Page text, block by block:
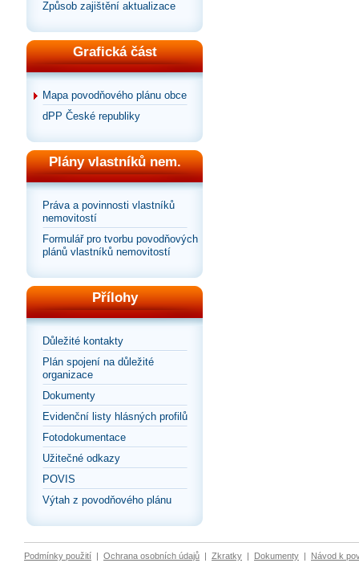
Způsob zajištění aktualizace
Grafická část
Mapa povodňového plánu obce
dPP České republiky
Plány vlastníků nem.
Práva a povinnosti vlastníků
nemovitostí
Formulář pro tvorbu povodňových
plánů vlastníků nemovitostí
Přílohy
Důležité kontakty
Plán spojení na důležité
organizace
Dokumenty
Evidenční listy hlásných profilů
Fotodokumentace
Užitečné odkazy
POVIS
Výtah z povodňového plánu
Podmínky použití | Ochrana osobních údajů | Zkratky | Dokumenty | Návod k